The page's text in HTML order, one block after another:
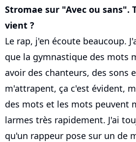
Stromae sur "Avec ou sans".
vient ?
Le rap, j'en écoute beaucoup.
que la gymnastique des mots
avoir des chanteurs, des sons
m'attrapent, ça c'est évident,
des mots et les mots peuvent
larmes très rapidement. J'ai
qu'un rappeur pose sur un de